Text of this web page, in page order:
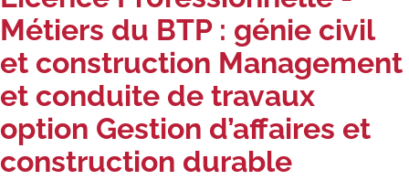
Contacts services
Formulaire de contact
Formations
Trouver votre formation
Métiers du BTP : génie civil
et construction Management
et conduite de travaux
option Gestion d’affaires et
construction durable